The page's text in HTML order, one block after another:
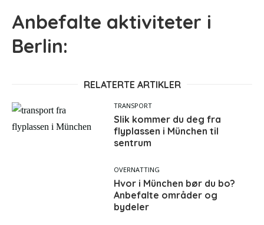
Anbefalte aktiviteter i
Berlin:
RELATERTE ARTIKLER
TRANSPORT
Slik kommer du deg fra
flyplassen i München til
sentrum
OVERNATTING
Hvor i München bør du bo?
Anbefalte områder og
bydeler